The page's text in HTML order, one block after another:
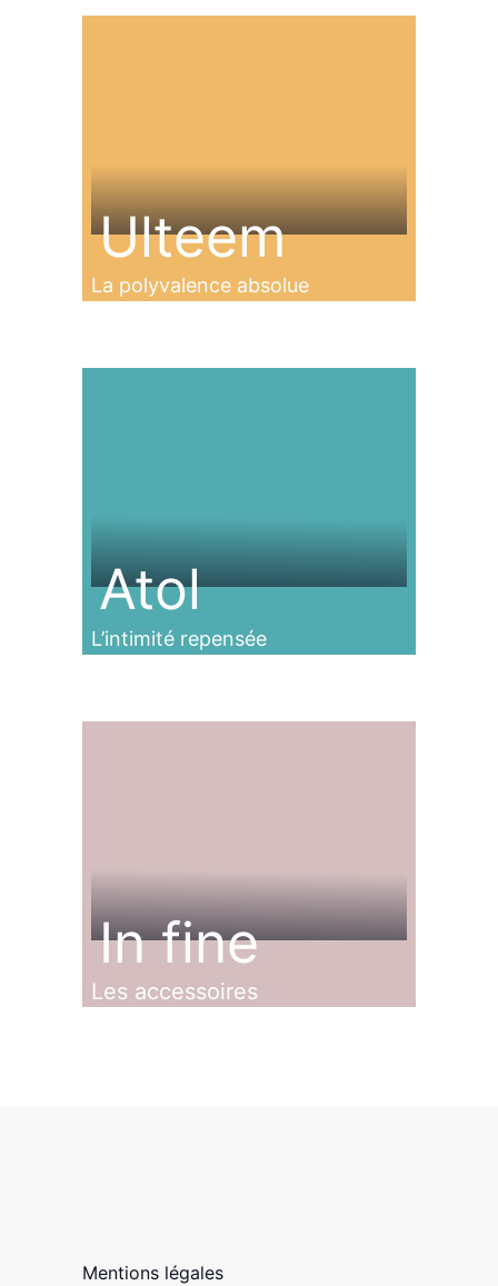
La polyvalence absolue
Ulteem
Atol
L’intimité repensée
In fine
Les accessoires
Mentions légales